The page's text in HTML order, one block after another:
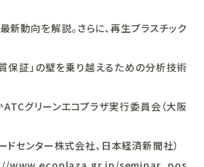
解説。さらに、再生プラスチック
壁を乗り越えるための分析技術
グリーンエコプラザ実行委員会（大阪
ー株式会社、日本経済新聞社）